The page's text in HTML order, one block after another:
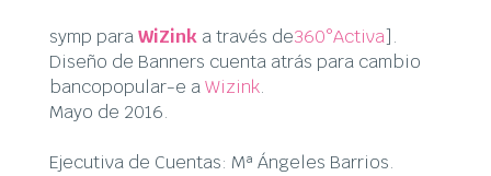
symp paraWiZink a través de360°Activa].
Diseño de Banners cuenta atrás para cambio
bancopopular-e aWizink.
Mayo de 2016.
Ejecutiva de Cuentas: Mª Ángeles Barrios.